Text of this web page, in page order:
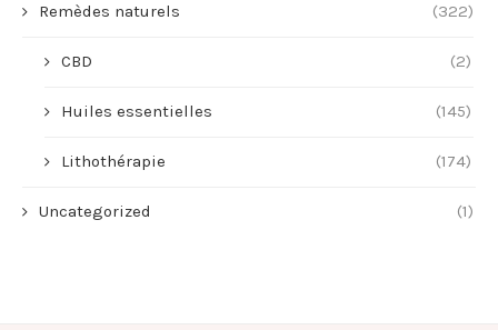
Remèdes naturels (322)
CBD (2)
Huiles essentielles (145)
Lithothérapie (174)
Uncategorized (1)